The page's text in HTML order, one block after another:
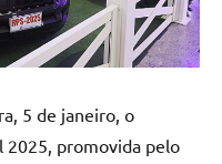
5 de janeiro, o
2025, promovida pelo